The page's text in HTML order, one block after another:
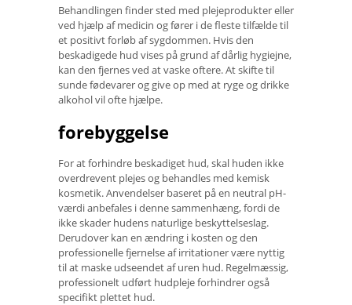
Behandlingen finder sted med plejeprodukter eller
ved hjælp af medicin og fører i de fleste tilfælde til
et positivt forløb af sygdommen. Hvis den
beskadigede hud vises på grund af dårlig hygiejne,
kan den fjernes ved at vaske oftere. At skifte til
sunde fødevarer og give op med at ryge og drikke
alkohol vil ofte hjælpe.
forebyggelse
For at forhindre beskadiget hud, skal huden ikke
overdrevent plejes og behandles med kemisk
kosmetik. Anvendelser baseret på en neutral pH-
værdi anbefales i denne sammenhæng, fordi de
ikke skader hudens naturlige beskyttelseslag.
Derudover kan en ændring i kosten og den
professionelle fjernelse af irritationer være nyttig
til at maske udseendet af uren hud. Regelmæssig,
professionelt udført hudpleje forhindrer også
specifikt plettet hud.